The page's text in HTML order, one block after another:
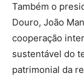
Também o
Douro, João
cooperação
sustentável do
patrimonial da